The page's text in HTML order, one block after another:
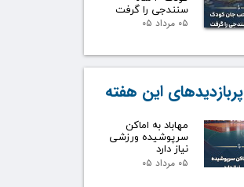
سنندجی را گرفت
۰۵ مرداد ۰۵
مهاباد به اماکن
سرپوشیده ورزشی
نیاز دارد
۰۵ مرداد ۰۵
پربازدیدهای این هفته